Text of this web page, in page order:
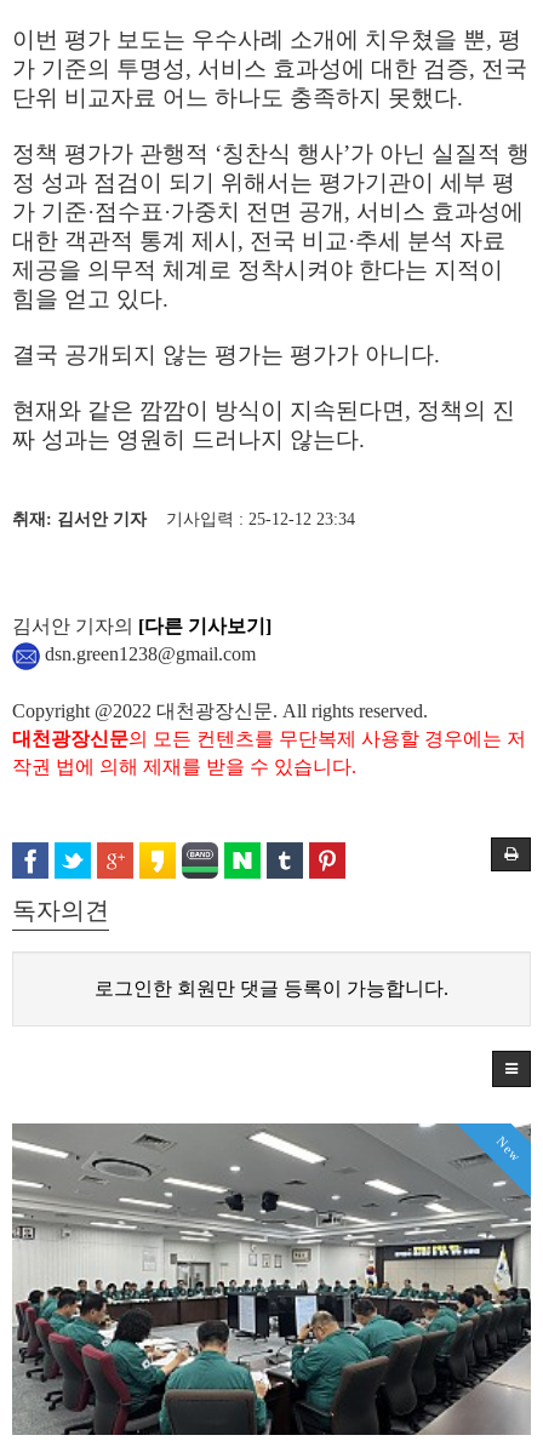
이번 평가 보도는 우수사례 소개에 치우쳤을 뿐, 평
가 기준의 투명성, 서비스 효과성에 대한 검증, 전국
단위 비교자료 어느 하나도 충족하지 못했다.
정책 평가가 관행적 ‘칭찬식 행사’가 아닌 실질적 행
정 성과 점검이 되기 위해서는 평가기관이 세부 평
가 기준·점수표·가중치 전면 공개 , 서비스 효과성에
대한 객관적 통계 제시 , 전국 비교 ·추세 분석 자료
제공을 의무적 체계로 정착시켜야 한다는 지적이
힘을 얻고 있다.
결국 공개되지 않는 평가는 평가가 아니다.
현재와 같은 깜깜이 방식이 지속된다면 , 정책의 진
짜 성과는 영원히 드러나지 않는다.
취재: 김서안 기자기사입력 : 25-12-12 23:34
김서안 기자의 [다른 기사보기]
dsn.green1238@gmail.com
Copyright @2022 대천광장신문. All rights reserved.
대천광장신문의 모든 컨텐츠를 무단복제 사용할 경우에는 저
작권 법에 의해 제재를 받을 수 있습니다.
독자의견
로그인한 회원만 댓글 등록이 가능합니다.
New